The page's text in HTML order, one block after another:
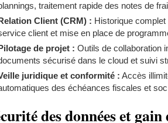
traitement rapide des notes de
Client (CRM) : Historique
client et mise en place de
de projet : Outils de collaboration
sécurisé dans le cloud et suivi
juridique et conformité : Accès
des échéances fiscales et
des données et